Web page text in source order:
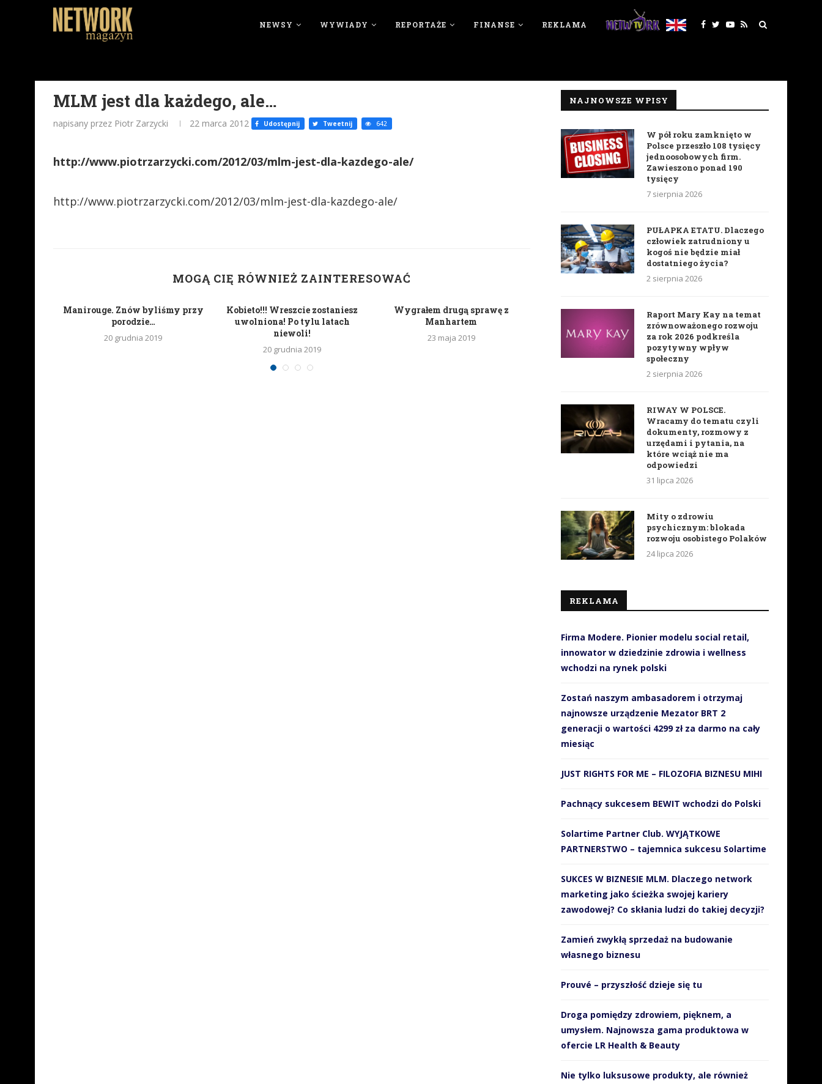
NEWSY WYWIADY REPORTAŻE FINANSE REKLAMA
MLM jest dla każdego, ale…
napisany przez Piotr Zarzycki 22 marca 2012 Udostępnij Tweetnij 642
http://www.piotrzarzycki.com/2012/03/mlm-jest-dla-kazdego-ale/
http://www.piotrzarzycki.com/2012/03/mlm-jest-dla-kazdego-ale/
MOGĄ CIĘ RÓWNIEŻ ZAINTERESOWAĆ
Manirouge. Znów byliśmy przy
porodzie…
20 grudnia 2019
Kobieto!!! Wreszcie zostaniesz
uwolniona! Po tylu latach
niewoli!
20 grudnia 2019
Wygrałem drugą sprawę z
Manhartem
23 maja 2019
Równowaga w życiu równa
równowadze hormonalnej
22 maja 2019
To już nie jest praca. To
PASJA
NAJNOWSZE WPISY
W pół roku zamknięto w
Polsce przeszło 108 tysięcy
jednoosobowych firm.
Zawieszono ponad 190
tysięcy
7 sierpnia 2026
PUŁAPKA ETATU. Dlaczego
człowiek zatrudniony u
kogoś nie będzie miał
dostatniego życia?
2 sierpnia 2026
Raport Mary Kay na temat
zrównoważonego rozwoju
za rok 2026 podkreśla
pozytywny wpływ
społeczny
2 sierpnia 2026
RIWAY W POLSCE.
Wracamy do tematu czyli
dokumenty, rozmowy z
urzędami i pytania, na
które wciąż nie ma
odpowiedzi
31 lipca 2026
Mity o zdrowiu
psychicznym: blokada
rozwoju osobistego Polaków
24 lipca 2026
REKLAMA
Firma Modere. Pionier modelu social retail,
innowator w dziedzinie zdrowia i wellness
wchodzi na rynek polski
Zostań naszym ambasadorem i otrzymaj
najnowsze urządzenie Mezator BRT 2
generacji o wartości 4299 zł za darmo na cały
miesiąc
JUST RIGHTS FOR ME – FILOZOFIA BIZNESU MIHI
Pachnący sukcesem BEWIT wchodzi do Polski
Solartime Partner Club. WYJĄTKOWE
PARTNERSTWO – tajemnica sukcesu Solartime
SUKCES W BIZNESIE MLM. Dlaczego network
marketing jako ścieżka swojej kariery
zawodowej? Co skłania ludzi do takiej decyzji?
Zamień zwykłą sprzedaż na budowanie
własnego biznesu
Prouvé – przyszłość dzieje się tu
Droga pomiędzy zdrowiem, pięknem, a
umysłem. Najnowsza gama produktowa w
ofercie LR Health & Beauty
Nie tylko luksusowe produkty, ale również